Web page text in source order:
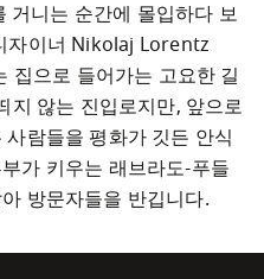
거니는 순간에 몰입하다 보
자이너 Nikolaj Lorentz
집으로 들어가는 고요한 길
지 않는 진입로지만, 앞으로
람들을 평화가 깃든 안식
가 키우는 래브라도-푸들
방문자들을 반깁니다.